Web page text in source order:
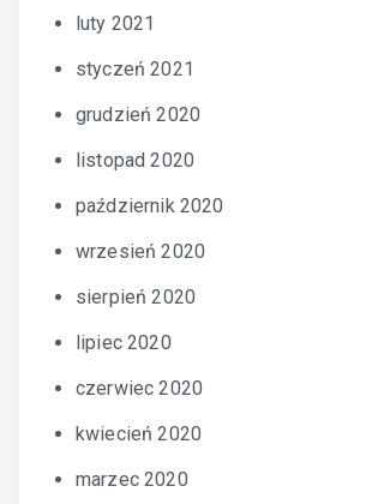
luty 2021
styczeń 2021
grudzień 2020
listopad 2020
październik 2020
wrzesień 2020
sierpień 2020
lipiec 2020
czerwiec 2020
kwiecień 2020
marzec 2020